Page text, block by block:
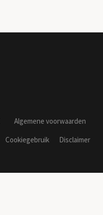
Algemene voorwaarden
Cookiegebruik
Disclaimer